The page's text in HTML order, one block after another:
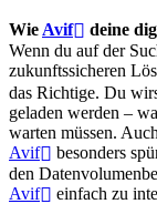
Wie Avif
deine
Wenn du auf der
zukunftssicheren
das Richtige. Du
geladen werden –
warten müssen.
Avif
besonders
den
Avif
einfach zu